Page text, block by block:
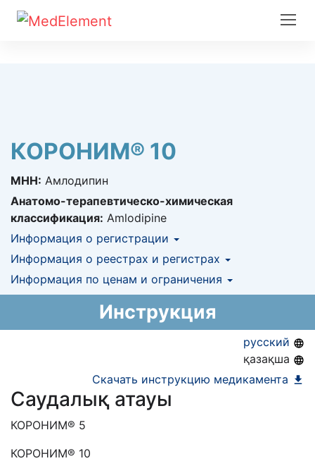
КОРОНИМ® 10
МНН: Амлодипин
Анатомо-терапевтическо-химическая
классификация: Amlodipine
Информация о регистрации
Номер регистрации в РК:№ РК-ЛС-5№015667
Информация о регистрации в РК:13.01.2016 -
бессрочно
Информация о реестрах и регистрах
КНФ (ЛС включено в Казахстанский
национальный формуляр лекарственных
АЛО (Включено в Список бесплатного
амбулаторного лекарственного обеспечения)
ЕД (Включено в Список ЛС в рамках ГОБМП,
подлежащих закупу у Единого
дистрибьютора)
Информация по ценам и ограничения
Инструкция
русский
қазақша
Скачать инструкцию медикамента
Саудалық атауы
КОРОНИМ® 5
КОРОНИМ® 10